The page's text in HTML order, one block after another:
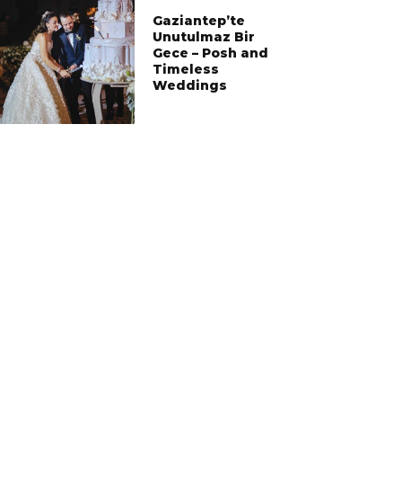
Gaziantep’te
Unutulmaz Bir
Gece – Posh and
Timeless
Weddings